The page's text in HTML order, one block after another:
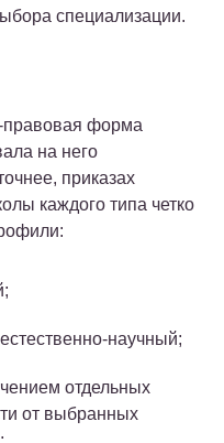
специализации.
правовая форма
на него
приказах
каждого типа четко
научный;
отдельных
от выбранных